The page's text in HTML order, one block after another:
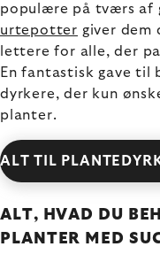
populære på tværs af
urtepotter giver dem
lettere for alle, der
En fantastisk gave til
dyrkere, der kun
planter.
ALT TIL
ALT, HVAD DU
PLANTER MED